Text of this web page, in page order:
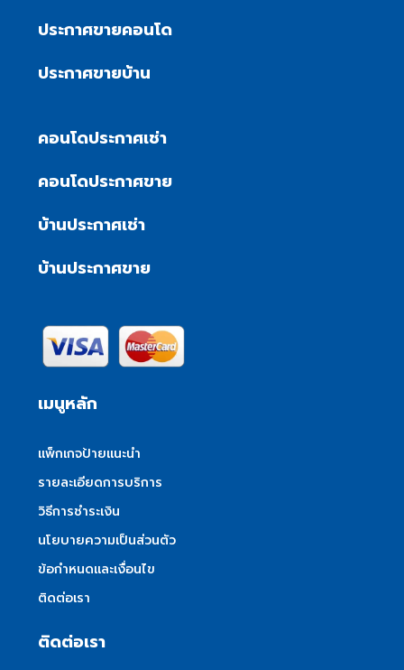
ประกาศขายคอนโด
ประกาศขายบ้าน
คอนโดประกาศเช่า
คอนโดประกาศขาย
บ้านประกาศเช่า
บ้านประกาศขาย
เมนูหลัก
แพ็กเกจป้ายแนะนำ
รายละเอียดการบริการ
วิธีการชำระเงิน
นโยบายความเป็นส่วนตัว
ข้อกำหนดและเงื่อนไข
ติดต่อเรา
ติดต่อเรา